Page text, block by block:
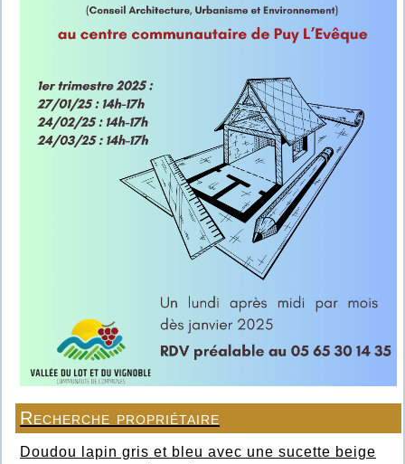
Recherche propriétaire
Doudou lapin gris et bleu avec une sucette beige